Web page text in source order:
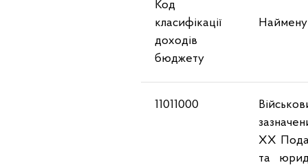
Код
класифікації
доходів
бюджету
11011000
ХХ
та